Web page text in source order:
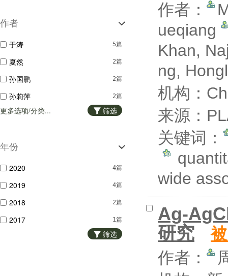
作者
5篇
于涛
2篇
夏然
2篇
孙国鹏
2篇
孙莉萍
2篇
李振华
1篇
张引沁
1篇
任敏
1篇
黄建新
1篇
郭晖
更多选项/分类... 筛选
年份
4篇
2020
4篇
2019
2篇
2018
1篇
2017
5篇
筛选
作者：
ueqiang
Khan,
ng,
机构：
来源：
关键词：
wide
Ag-
研究
作者：